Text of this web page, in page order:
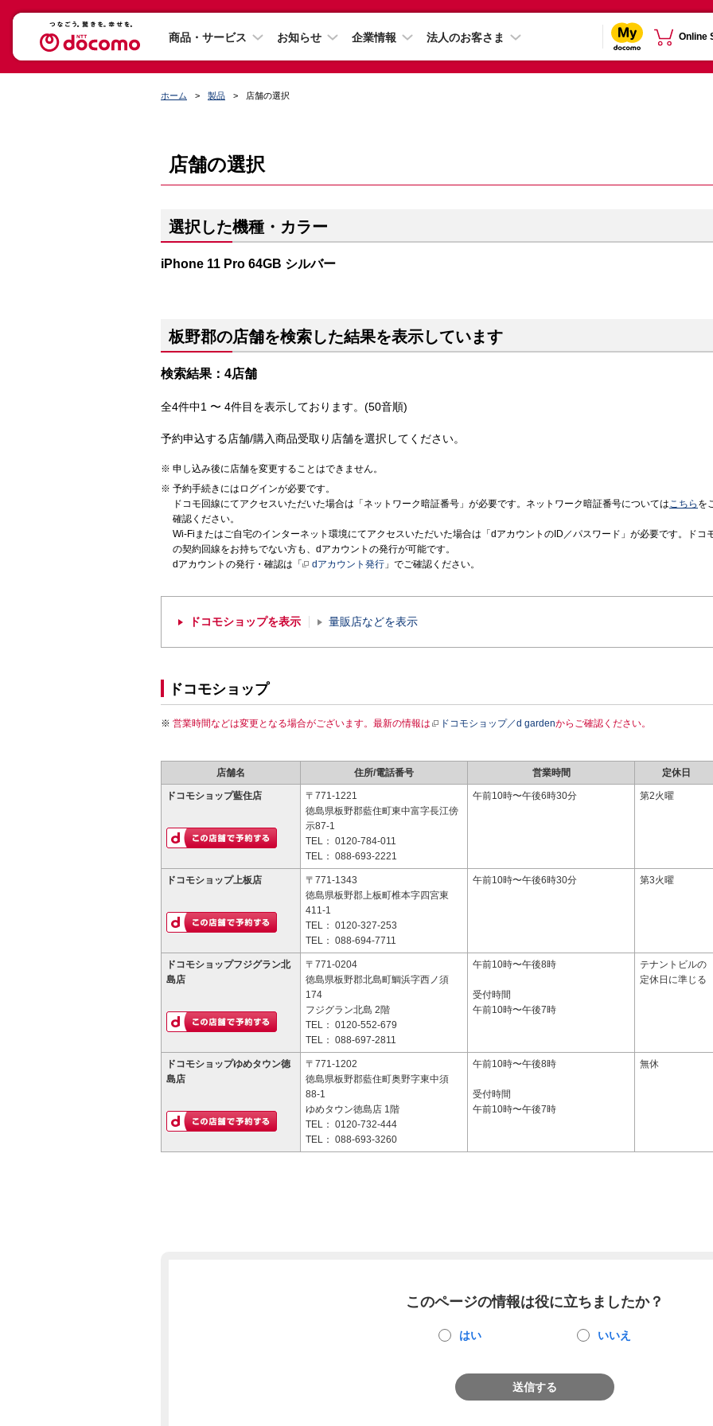
商品・サービス お知らせ 企業情報 法人のお客さま Online
ホーム 製品 店舗の選択
店舗の選択
選択した機種・カラー
iPhone 11 Pro 64GB シルバー
板野郡の店舗を検索した結果を表示しています
検索結果：4店舗
全4件中1 〜 4件目を表示しております。(50音順)
予約申込する店舗/購入商品受取り店舗を選択してください。
申し込み後に店舗を変更することはできません。
予約手続きにはログインが必要です。
ドコモ回線にてアクセスいただいた場合は「ネットワーク暗証番号」が必要です。ネットワーク暗証番号についてはこちら を
確認ください。
Wi-Fiまたはご自宅のインターネット環境にてアクセスいただいた場合は「dアカウントのID／パスワード」が必要です。ドコ
の契約回線をお持ちでない方も、dアカウントの発行が可能です。
dアカウントの発行・確認は「
dアカウント発行 」でご確認ください。
ドコモショップを表示 量販店などを表示
ドコモショップ
営業時間などは変更となる場合がございます。最新の情報は ドコモショップ／d gardenからご確認ください。
店舗名 住所/電話番号 営業時間 定休日
ドコモショップ藍住店
〒771-1221
徳島県板野郡藍住町東中富字長江傍
示87-1
TEL： 0120-784-011
TEL： 088-693-2221
午前10時〜午後6時30分 第2火曜
ドコモショップ上板店
〒771-1343
徳島県板野郡上板町椎本字四宮東
411-1
TEL： 0120-327-253
TEL： 088-694-7711
午前10時〜午後6時30分 第3火曜
ドコモショップフジグラン北
島店
〒771-0204
徳島県板野郡北島町鯛浜字西ノ須
174
フジグラン北島 2階
TEL： 0120-552-679
TEL： 088-697-2811
午前10時〜午後8時
受付時間
午前10時〜午後7時
テナントビルの
定休日に準じる
ドコモショップゆめタウン徳
島店
〒771-1202
徳島県板野郡藍住町奥野字東中須
88-1
ゆめタウン徳島店 1階
TEL： 0120-732-444
TEL： 088-693-3260
午前10時〜午後8時
受付時間
午前10時〜午後7時
無休
このページの情報は役に立ちましたか？
はい いいえ
送信する